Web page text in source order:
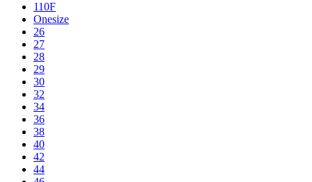
110F
Onesize
26
27
28
29
30
32
34
36
38
40
42
44